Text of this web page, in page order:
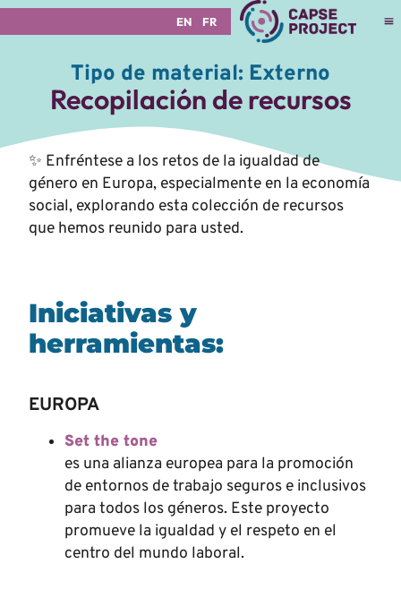
EN FR
Tipo de material: Externo
Recopilación de recursos
✨ Enfréntese a los retos de la igualdad de
género en Europa, especialmente en la economía
social, explorando esta colección de recursos
que hemos reunido para usted.
Iniciativas y
herramientas:
EUROPA
Set the tone
es una alianza europea para la promoción
de entornos de trabajo seguros e inclusivos
para todos los géneros. Este proyecto
promueve la igualdad y el respeto en el
centro del mundo laboral.